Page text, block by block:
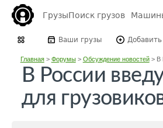
ГрузыПоиск грузов
Ваши грузы Добавить
Главная> Форумы> Обсуждение новостей> В
В России
для